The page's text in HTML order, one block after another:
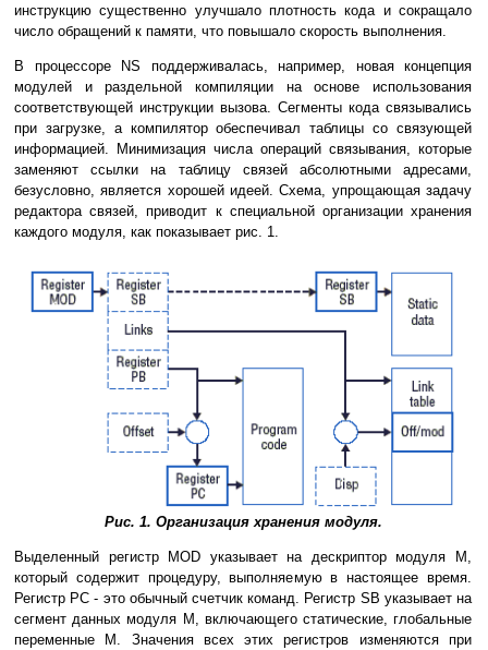
инструкцию существенно улучшало плотность кода и сокращало
число обращений к памяти, что повышало скорость выполнения.
В процессоре NS поддерживалась, например, новая концепция
модулей и раздельной компиляции на основе использования
соответствующей инструкции вызова. Сегменты кода связывались
при загрузке, а компилятор обеспечивал таблицы со связующей
информацией. Минимизация числа операций связывания, которые
заменяют ссылки на таблицу связей абсолютными адресами,
безусловно, является хорошей идеей. Схема, упрощающая задачу
редактора связей, приводит к специальной организации хранения
каждого модуля, как показывает рис. 1.
Рис. 1. Организация хранения модуля.
Выделенный регистр MOD указывает на дескриптор модуля M,
который содержит процедуру, выполняемую в настоящее время.
Регистр PC - это обычный счетчик команд. Регистр SB указывает на
сегмент данных модуля M, включающего статические, глобальные
переменные M. Значения всех этих регистров изменяются при